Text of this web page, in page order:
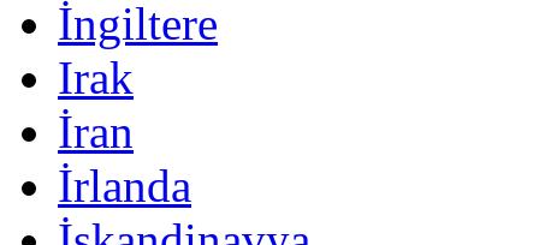
İngiltere
Irak
İran
İrlanda